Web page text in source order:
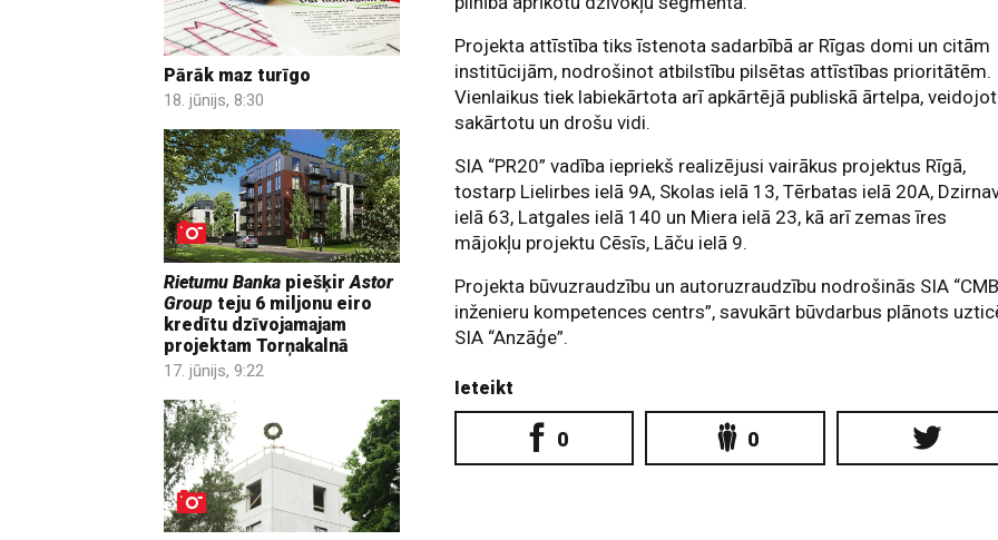
Pārāk maz turīgo
18. jūnijs, 8:30
Rietumu Banka piešķirAstor
Group teju 6 miljonu eiro
kredītu dzīvojamajam
projektam Torņakalnā
17. jūnijs, 9:22
Projekta attīstība tiks īstenota sadarbībā ar Rīgas domi un citām
institūcijām, nodrošinot atbilstību pilsētas attīstības prioritātēm.
Vienlaikus tiek labiekārtota arī apkārtējā publiskā ārtelpa, veidojot
sakārtotu un drošu vidi.
SIA “PR20” vadība iepriekš realizējusi vairākus projektus Rīgā,
tostarp Lielirbes ielā 9A, Skolas ielā 13, Tērbatas ielā 20A,
ielā 63, Latgales ielā 140 un Miera ielā 23, kā arī zemas īres
mājokļu projektu Cēsīs, Lāču ielā 9.
Projekta būvuzraudzību un autoruzraudzību nodrošinās SIA
inženieru kompetences centrs”, savukārt būvdarbus plānots
SIA “Anzāģe”.
Ieteikt
0 0